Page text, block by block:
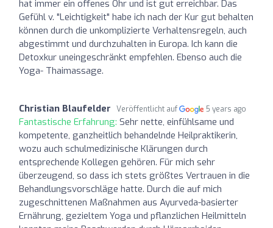
hat immer ein offenes Ohr und ist gut erreichbar. Das
Gefühl v. "Leichtigkeit" habe ich nach der Kur gut behalten
können durch die unkomplizierte Verhaltensregeln, auch
abgestimmt und durchzuhalten in Europa. Ich kann die
Detoxkur uneingeschränkt empfehlen. Ebenso auch die
Yoga- Thaimassage.
Christian Blaufelder Veröffentlicht auf 5 years ago
Fantastische Erfahrung: Sehr nette, einfühlsame und
kompetente, ganzheitlich behandelnde Heilpraktikerin,
wozu auch schulmedizinische Klärungen durch
entsprechende Kollegen gehören. Für mich sehr
überzeugend, so dass ich stets größtes Vertrauen in die
Behandlungsvorschläge hatte. Durch die auf mich
zugeschnittenen Maßnahmen aus Ayurveda-basierter
Ernährung, gezieltem Yoga und pflanzlichen Heilmitteln